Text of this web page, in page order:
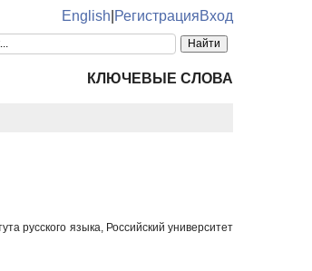
English РегистрацияВход
КЛЮЧЕВЫЕ СЛОВА
русского языка, Российский университет